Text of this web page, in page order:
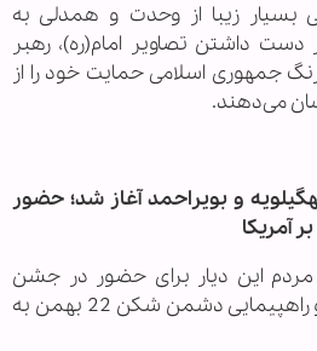
بسیار زیبا از وحدت و همدلی به
داشتن تصاویر امام(ره)، رهبر
جمهوری اسلامی حمایت خود را از
می‌دهند.
در کهگیلویه و بویراحمد آغاز شد؛ حضور
آمریکا
این دیار برای حضور در جشن
باشکوه 40 سالگی انقلاب و راهپیمایی دشمن شکن 22 بهمن به